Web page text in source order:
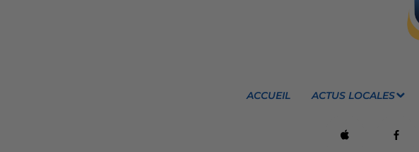
ACCUEIL ACTUS LOCALES